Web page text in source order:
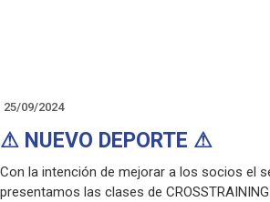
25/09/2024
⚠ NUEVO DEPORTE ⚠
Con la intención de mejorar a los socios el
presentamos las clases de CROSSTRAINING.